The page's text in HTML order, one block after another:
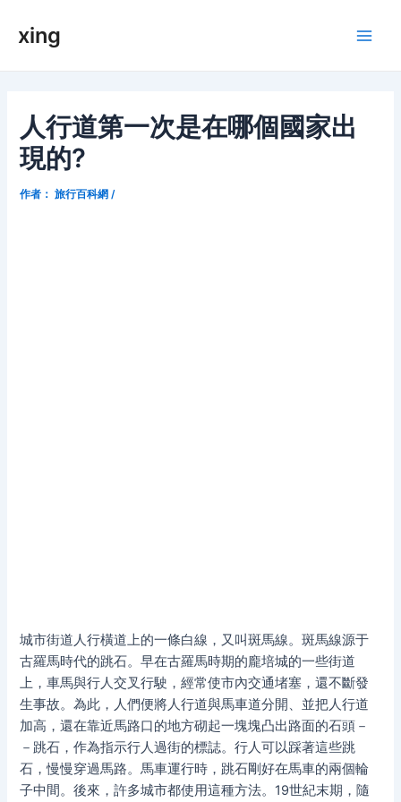
xing
人行道第一次是在哪個國家出
現的?
作者： 旅行百科網 /
城市街道人行橫道上的一條白線，又叫斑馬線。斑馬線源于
古羅馬時代的跳石。早在古羅馬時期的龐培城的一些街道
上，車馬與行人交叉行駛，經常使市內交通堵塞，還不斷發
生事故。為此，人們便將人行道與馬車道分開、並把人行道
加高，還在靠近馬路口的地方砌起一塊塊凸出路面的石頭－
－跳石，作為指示行人過街的標誌。行人可以踩著這些跳
石，慢慢穿過馬路。馬車運行時，跳石剛好在馬車的兩個輪
子中間。後來，許多城市都使用這種方法。19世紀末期，隨